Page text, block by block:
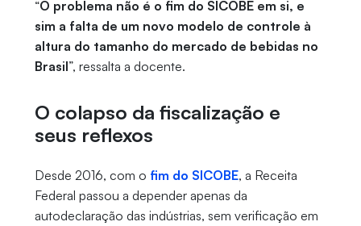
“O problema não é o fim do SICOBE em si, e
sim a falta de um novo modelo de controle à
altura do tamanho do mercado de bebidas no
Brasil”, ressalta a docente.
O colapso da fiscalização e
seus reflexos
Desde 2016, com o fim do SICOBE, a Receita
Federal passou a depender apenas da
autodeclaração das indústrias, sem verificação em